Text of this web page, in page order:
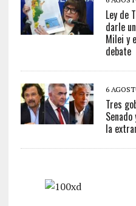
Ley de
darle
Milei y
debate
6
Tres
la